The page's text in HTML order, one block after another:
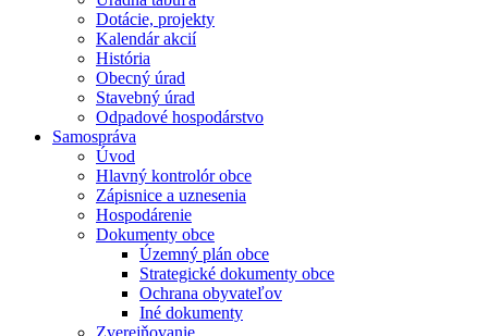
Dotácie, projekty
Kalendár akcií
História
Obecný úrad
Stavebný úrad
Odpadové hospodárstvo
Samospráva
Úvod
Hlavný kontrolór obce
Zápisnice a uznesenia
Hospodárenie
Dokumenty obce
Územný plán obce
Strategické dokumenty obce
Ochrana obyvateľov
Iné dokumenty
Zverejňovanie